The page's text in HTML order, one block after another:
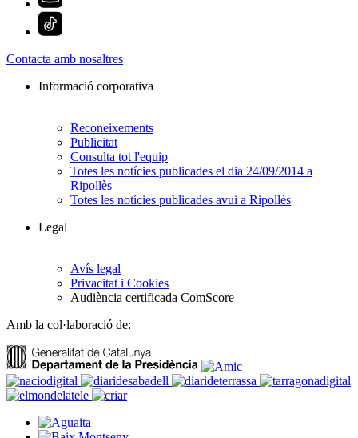
Contacta amb nosaltres
Informació corporativa
Reconeixements
Publicitat
Consulta tot l'equip
Totes les notícies publicades el dia 24/09/2014 a
Ripollès
Totes les notícies publicades avui a Ripollès
Legal
Avís legal
Privacitat i Cookies
Audiència certificada ComScore
Amb la col·laboració de: